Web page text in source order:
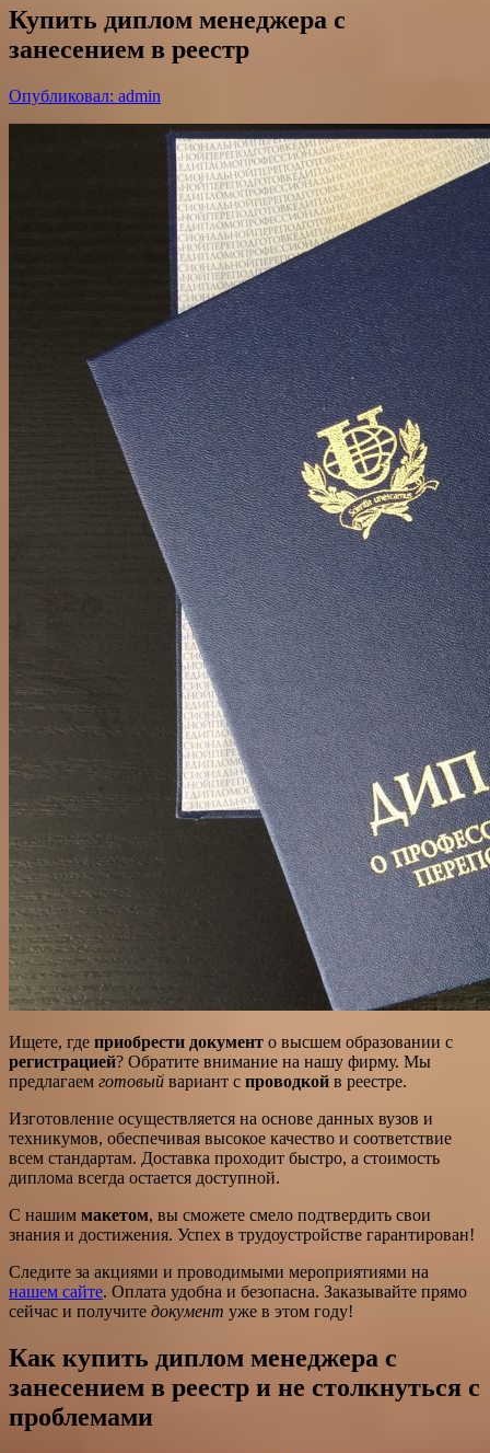
Купить диплом менеджера с
занесением в реестр
Опубликовал: admin
Ищете, где приобрести документ о высшем образовании с
регистрацией? Обратите внимание на нашу фирму. Мы
предлагаем готовый вариант с проводкой в реестре.
Изготовление осуществляется на основе данных вузов и
техникумов, обеспечивая высокое качество и соответствие
всем стандартам. Доставка проходит быстро, а стоимость
диплома всегда остается доступной.
С нашим макетом, вы сможете смело подтвердить свои
знания и достижения. Успех в трудоустройстве гарантирован!
Следите за акциями и проводимыми мероприятиями на
нашем сайте. Оплата удобна и безопасна. Заказывайте прямо
сейчас и получите документ уже в этом году!
Как купить диплом менеджера с
занесением в реестр и не столкнуться с
проблемами